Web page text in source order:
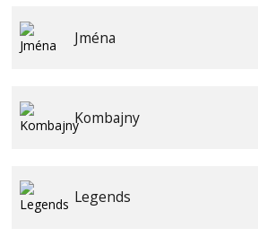
Jména
Kombajny
Legends